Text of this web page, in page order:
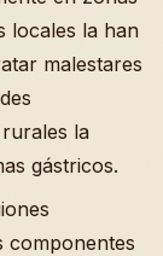
locales la han
malestares
la
gástricos.
componentes